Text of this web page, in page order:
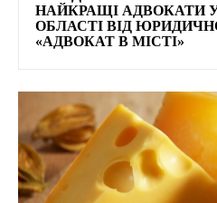
НАЙКРАЩІ АДВОКАТИ
ОБЛАСТІ ВІД
«АДВОКАТ В МІСТІ»